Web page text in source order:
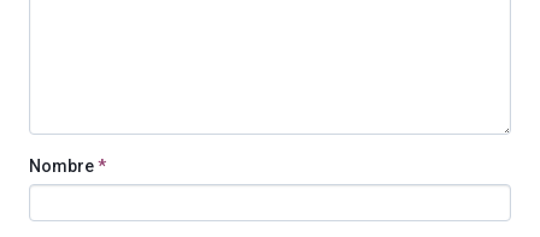
Nombre*